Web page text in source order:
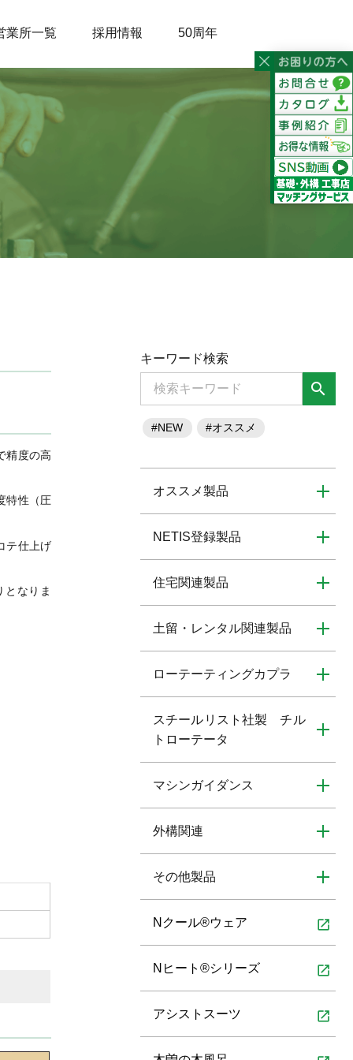
業所一覧 採用情報 50周年
精度の高
特性（圧
テ仕上げ
となりま
キーワード検索
search
#NEW #オススメ
オススメ製品
NETIS登録製品
住宅関連製品
土留・レンタル関連製品
ローテーティングカプラ
スチールリスト社製 チル
トローテータ
マシンガイダンス
外構関連
その他製品
Nクール®ウェア open_in_new
Nヒート®シリーズ open_in_new
アシストスーツ open_in_new